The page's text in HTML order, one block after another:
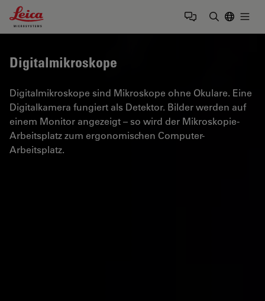
Leica Microsystems Logo
Digitalmikroskope
Digitalmikroskope sind Mikroskope ohne Okulare. Eine
Digitalkamera fungiert als Detektor. Bilder werden auf
einem Monitor angezeigt – so wird der Mikroskopie-
Arbeitsplatz zum ergonomischen Computer-
Arbeitsplatz.